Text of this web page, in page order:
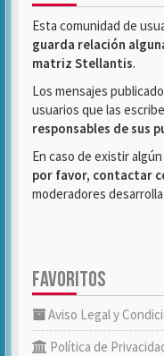
Esta comunidad de
guarda relación
matriz Stellantis.
Los mensajes
usuarios que las
responsables de sus
En caso de existir
por favor, contactar
moderadores
FAVORITOS
Aviso Legal y
Política de